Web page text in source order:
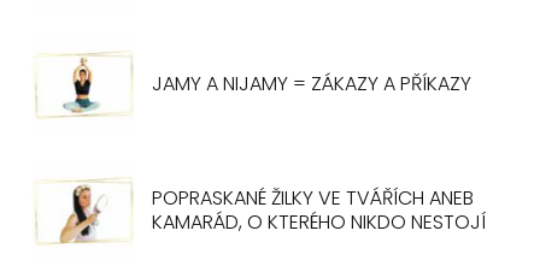
JAMY A NIJAMY = ZÁKAZY A PŘÍKAZY
POPRASKANÉ ŽILKY VE TVÁŘÍCH ANEB
KAMARÁD, O KTERÉHO NIKDO NESTOJÍ